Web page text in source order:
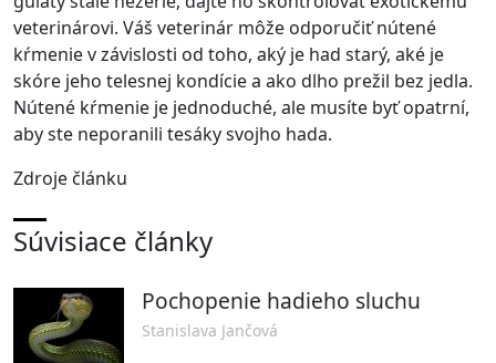
veterinárovi. Váš veterinár môže odporučiť nútené
kŕmenie v závislosti od toho, aký je had starý, aké je
skóre jeho telesnej kondície a ako dlho prežil bez jedla.
Nútené kŕmenie je jednoduché, ale musíte byť opatrní,
aby ste neporanili tesáky svojho hada.
Zdroje článku
Súvisiace články
Pochopenie hadieho sluchu
Stanislava Jančová